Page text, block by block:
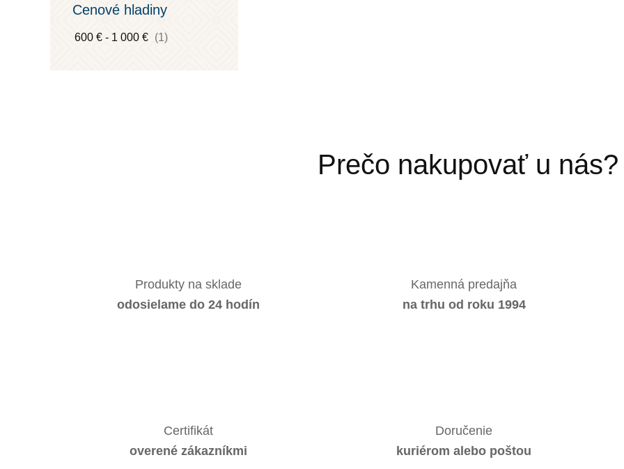
Cenové hladiny
600 € - 1 000 € (1)
Prečo nakupovať u nás?
Produkty na sklade
odosielame do 24 hodín
Kamenná predajňa
na trhu od roku 1994
Certifikát
overené zákazníkmi
Doručenie
kuriérom alebo poštou